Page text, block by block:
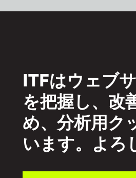
サイトの利用条件
Acceptable Use
相互尊重方針
ITFはウェブ
を把握し、改
め、分析用ク
います。よろ